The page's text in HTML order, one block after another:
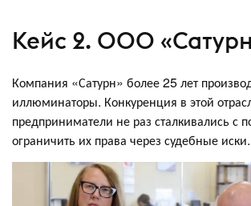
Кейс 2. ООО
Компания «Сатурн» более 25 лет
иллюминаторы. Конкуренция в этой
предприниматели не раз сталкивались с
ограничить их права через судебные иски.